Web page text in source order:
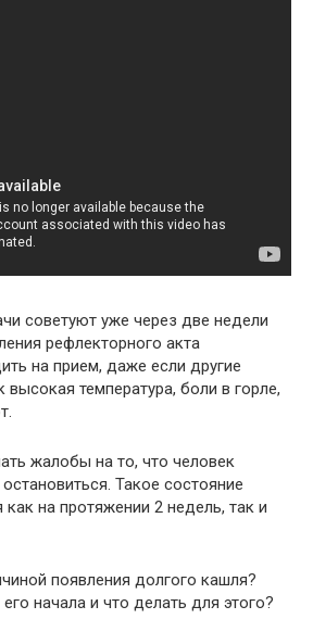
советуют уже через две недели
рефлекторного акта
на прием, даже если другие
температура, боли в горле,
жалобы на то, что человек
Такое состояние
на протяжении 2 недель, так и
появления долгого кашля?
начала и что делать для этого?